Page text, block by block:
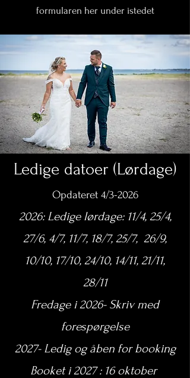
formularen her under istedet
Ledige datoer (Lørdage)
Opdateret 4/3-2026
2026: Ledige lørdage: 11/4, 25/4,
27/6, 4/7, 11/7, 18/7, 25/7, 26/9,
10/10, 17/10, 24/10, 14/11, 21/11,
28/11
Fredage i 2026- Skriv med
forespørgelse
2027- Ledig og åben for booking
Booket i 2027 : 16 oktober